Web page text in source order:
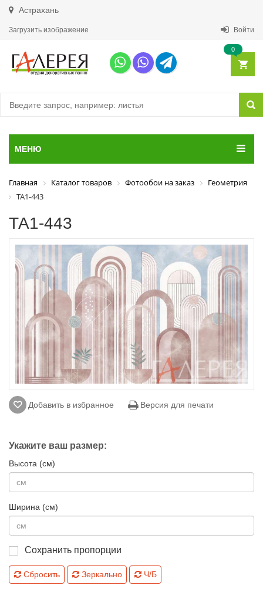
Астрахань
Загрузить изображение Войти
0
МЕНЮ
Главная Каталог товаров Фотообои на заказ
Геометрия
ТА1-443
ТА1-443
Добавить в избранное Версия для печати
Укажите ваш размер:
Высота (см)
Ширина (см)
Сохранить пропорции
Сбросить Зеркально Ч/Б